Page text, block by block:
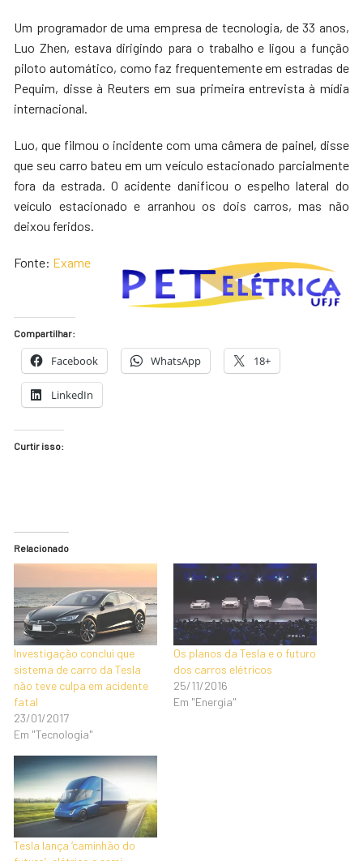
Um programador de uma empresa de tecnologia, de 33 anos,
Luo Zhen, estava dirigindo para o trabalho e ligou a função
piloto automático, como faz frequentemente em estradas de
Pequim, disse à Reuters em sua primeira entrevista à mídia
internacional.
Luo, que filmou o incidente com uma câmera de painel, disse
que seu carro bateu em um veículo estacionado parcialmente
fora da estrada. O acidente danificou o espelho lateral do
veículo estacionado e arranhou os dois carros, mas não
deixou feridos.
Fonte: Exame
Compartilhar:
Facebook WhatsApp 18+
LinkedIn
Curtir isso:
Relacionado
Investigação conclui que
sistema de carro da Tesla
não teve culpa em acidente
fatal
23/01/2017
Em "Tecnologia"
Os planos da Tesla e o futuro
dos carros elétricos
25/11/2016
Em "Energia"
Tesla lança ‘caminhão do